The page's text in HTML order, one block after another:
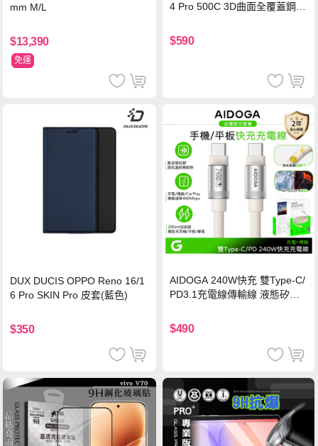
mm M/L
$13,390
免運
4 Pro 500C 3D曲面全覆蓋鋼化
保護貼
$590
DUX DUCIS OPPO Reno 16/1
6 Pro SKIN Pro 皮套(藍色)
$350
AIDOGA 240W快充 雙Type-C/
PD3.1充電線傳輸線 液態矽膠
機/平板/筆電
$490